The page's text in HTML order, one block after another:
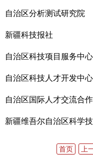
自治区分析测试研究院
新疆科技报社
自治区国际人才交流合
新疆维吾尔自治区科学
首页 上